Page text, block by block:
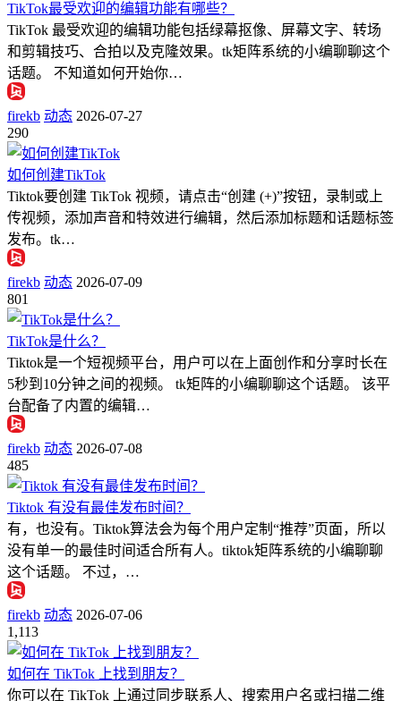
TikTok最受欢迎的编辑功能有哪些？
TikTok 最受欢迎的编辑功能包括绿幕抠像、屏幕文字、转场
和剪辑技巧、合拍以及克隆效果。tk矩阵系统的小编聊聊这个
话题。 不知道如何开始你…
firekb 动态 2026-07-27
290
如何创建TikTok
Tiktok要创建 TikTok 视频，请点击“创建 (+)”按钮，录制或上
传视频，添加声音和特效进行编辑，然后添加标题和话题标签
发布。tk…
firekb 动态 2026-07-09
801
TikTok是什么？
Tiktok是一个短视频平台，用户可以在上面创作和分享时长在
5秒到10分钟之间的视频。 tk矩阵的小编聊聊这个话题。 该平
台配备了内置的编辑…
firekb 动态 2026-07-08
485
Tiktok 有没有最佳发布时间？
有，也没有。Tiktok算法会为每个用户定制“推荐”页面，所以
没有单一的最佳时间适合所有人。tiktok矩阵系统的小编聊聊
这个话题。 不过，…
firekb 动态 2026-07-06
1,113
如何在 TikTok 上找到朋友？
你可以在 TikTok 上通过同步联系人、搜索用户名或扫描二维